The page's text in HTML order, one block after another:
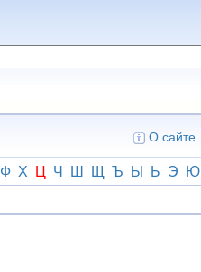
О сайте
Ф Х Ц Ч Ш Щ Ъ Ы Ь Э Ю